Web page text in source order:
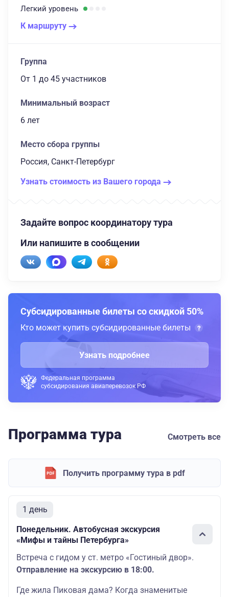
Легкий уровень
К маршруту
Группа
От 1 до 45 участников
Минимальный возраст
6 лет
Место сбора группы
Россия, Санкт-Петербург
Узнать стоимость из Вашего города
Задайте вопрос координатору тура
Или напишите в сообщении
Субсидированные билеты со скидкой 50%
Кто может купить субсидированные билеты
Узнать подробнее
Федеральная программа
субсидирования авиаперевозок РФ
Программа тура Смотреть все
Получить программу тура в pdf
1 день
Понедельник. Автобусная экскурсия
«Мифы и тайны Петербурга»
Встреча с гидом у ст. метро «Гостиный двор».
Отправление на экскурсию в 18:00.
Где жила Пиковая дама? Когда знаменитые